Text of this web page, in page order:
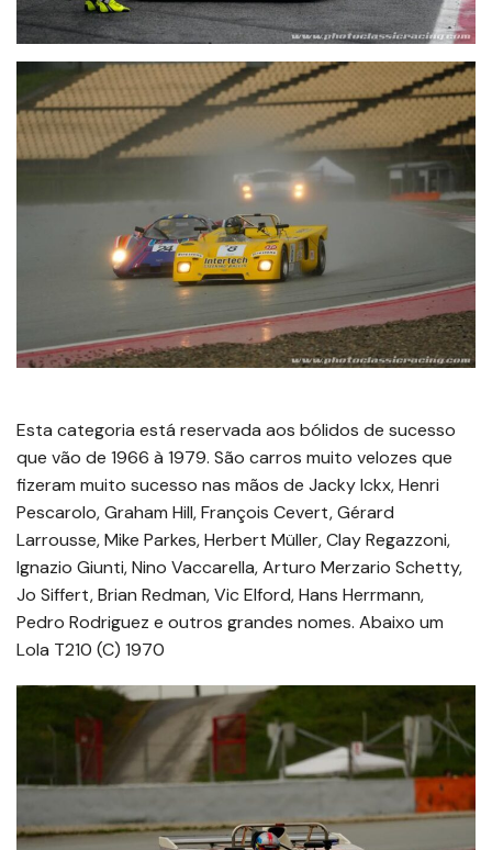
Esta categoria está reservada aos bólidos de sucesso
que vão de 1966 à 1979. São carros muito velozes que
fizeram muito sucesso nas mãos de Jacky Ickx, Henri
Pescarolo, Graham Hill, François Cevert, Gérard
Larrousse, Mike Parkes, Herbert Müller, Clay Regazzoni,
Ignazio Giunti, Nino Vaccarella, Arturo Merzario Schetty,
Jo Siffert, Brian Redman, Vic Elford, Hans Herrmann,
Pedro Rodriguez e outros grandes nomes. Abaixo um
Lola T210 (C) 1970